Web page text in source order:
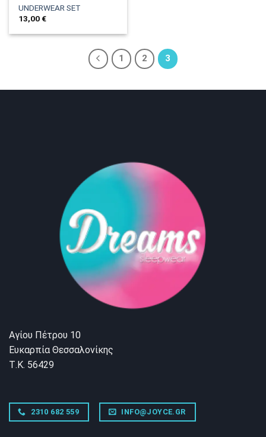
UNDERWEAR SET
13,00€
1 2 3
Αγίου Πέτρου 10
Ευκαρπία Θεσσαλονίκης
Τ.Κ. 56429
2310 682 559 INFO@JOYCE.GR